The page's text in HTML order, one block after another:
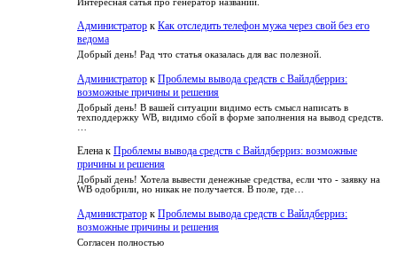
Интересная сатья про генератор названий.
Администратор к Как отследить телефон мужа через свой без его
ведома
Добрый день! Рад что статья оказалась для вас полезной.
Администратор к Проблемы вывода средств с Вайлдберриз:
возможные причины и решения
Добрый день! В вашей ситуации видимо есть смысл написать в
техподдержку WB, видимо сбой в форме заполнения на вывод средств.
Елена к Проблемы вывода средств с Вайлдберриз: возможные
причины и решения
Добрый день! Хотела вывести денежные средства, если что - заявку на
WB одобрили, но никак не получается. В поле, где…
Администратор к Проблемы вывода средств с Вайлдберриз:
возможные причины и решения
Согласен полностью